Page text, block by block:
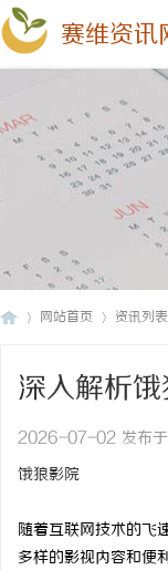
赛维资讯
网站首页 资讯列表
深入解析
2026-07-02 发布于
饿狼影院
随着互联网技术的飞
多样的影视内容和便